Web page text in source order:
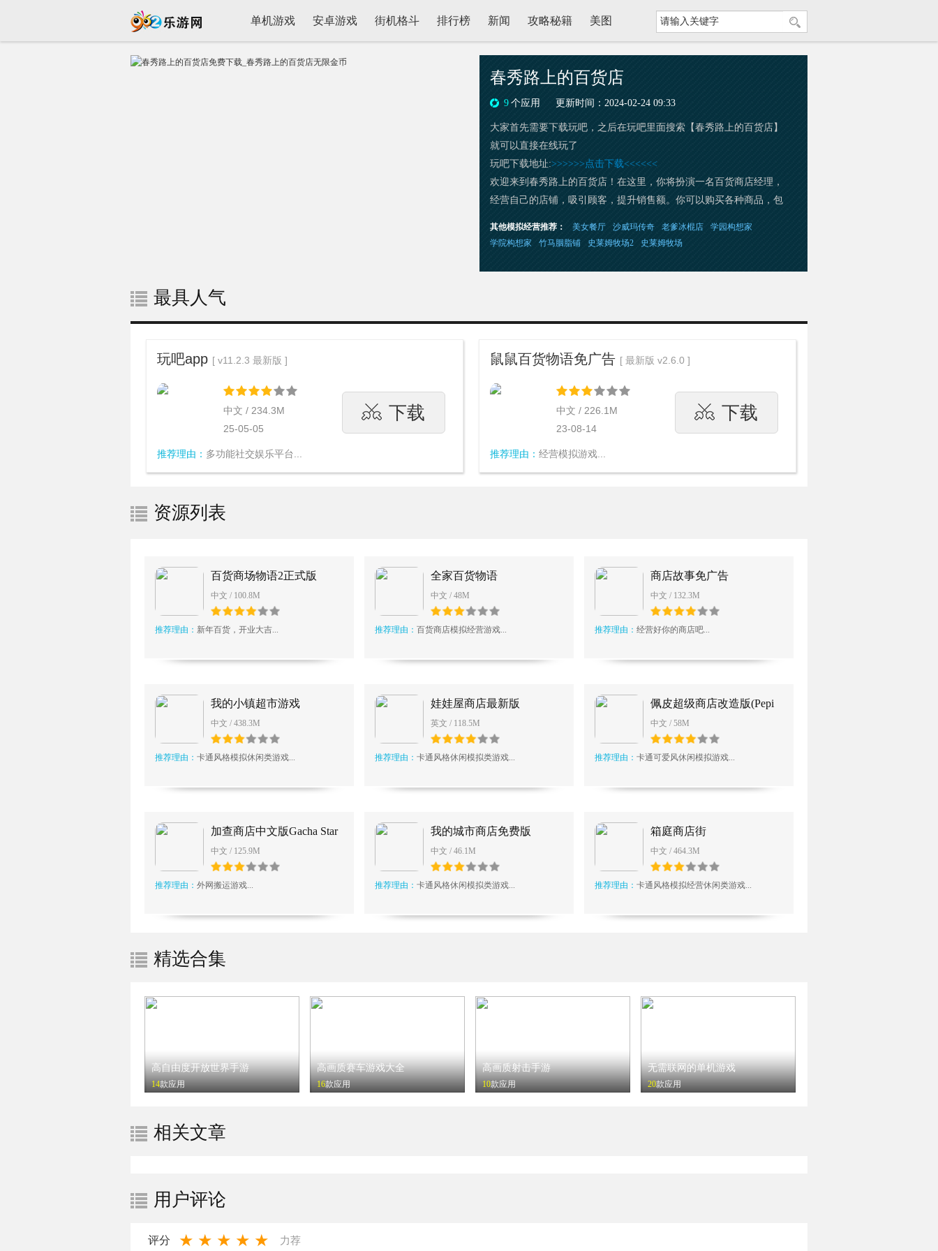
单机游戏 安卓游戏 街机格斗 排行榜 新闻 攻略秘籍 美图
春秀路上的百货店
9 个应用 更新时间：2024-02-24 09:33
大家首先需要下载玩吧，之后在玩吧里面搜索【春秀路上的百货店】
就可以直接在线玩了
玩吧下载地址:>>>>>>点击下载<<<<<<
欢迎来到春秀路上的百货店！在这里，你将扮演一名百货商店经理，
经营自己的店铺，吸引顾客，提升销售额。你可以购买各种商品，包
铺经营过程中，你需要根据顾客的需求调整商品种类和价位，提升服
销活动，增加店铺曝光度。通过不断努力，你可以扩大店铺规模，成
其他模拟经营推荐： 美女餐厅 沙威玛传奇 老爹冰棍店
学园构想家
学院构想家
竹马胭脂铺 史莱姆牧场2 史莱姆牧场
最具人气
玩吧app [ v11.2.3 最新版 ]
中文 / 234.3M
25-05-05
下载
推荐理由： 多功能社交娱乐平台...
鼠鼠百货物语免广告 [ 最新版 v2.6.0 ]
中文 / 226.1M
23-08-14
下载
推荐理由： 经营模拟游戏...
资源列表
百货商场物语2正式版
中文 / 100.8M
推荐理由： 新年百货，开业大吉...
全家百货物语
中文 / 48M
推荐理由： 百货商店模拟经营游戏...
商店故事免广告
中文 / 132.3M
推荐理由： 经营好你的商店吧...
我的小镇超市游戏
中文 / 438.3M
推荐理由： 卡通风格模拟休闲类游戏...
娃娃屋商店最新版
英文 / 118.5M
推荐理由： 卡通风格休闲模拟类游戏...
佩皮超级商店改造版(Pepi
Super Stores)
中文 / 58M
推荐理由： 卡通可爱风休闲模拟游戏...
加查商店中文版Gacha Star
中文 / 125.9M
推荐理由： 外网搬运游戏...
我的城市商店免费版
中文 / 46.1M
推荐理由： 卡通风格休闲模拟类游戏...
箱庭商店街
中文 / 464.3M
推荐理由： 卡通风格模拟经营休闲类游戏...
精选合集
高自由度开放世界手游
14款应用
高画质赛车游戏大全
16款应用
高画质射击手游
10款应用
无需联网的单机游戏
20款应用
相关文章
用户评论
评分 ★ ★ ★ ★ ★ 力荐